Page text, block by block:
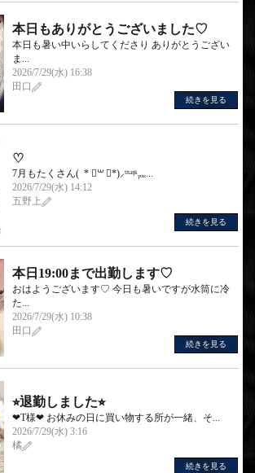
本日もありがとうございました♡
本日も暑い中いらしてくださり ありがとうござい
ま...
2026/7/29(水) 16:38
田口
続きを見る
♡
7月もたくさん( * ॑꒳ ॑*)⸝ᵗʱᵃᵑᵏᵧₒᵤ...
2026/7/29(水) 14:12
五野上
続きを見る
本日19:00まで出勤します♡
おはようございます♡ 今日も暑いですが水筒に冷
た...
2026/7/29(水) 10:38
田口
続きを見る
⭐︎退勤しました⭐︎
❤︎T様❤︎ お休みの日に買い物する所が一緒、そ...
2026/7/29(水) 3:16
橘
続きを見る